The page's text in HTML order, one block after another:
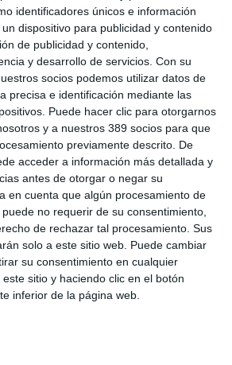
identificadores únicos e información
dispositivo para publicidad y contenido
de publicidad y contenido,
y desarrollo de servicios. Con su
socios podemos utilizar datos de
precisa e identificación mediante las
Puede hacer clic para otorgarnos
y a nuestros 389 socios para que
previamente descrito. De
acceder a información más detallada y
antes de otorgar o negar su
en cuenta que algún procesamiento de
no requerir de su consentimiento,
de rechazar tal procesamiento. Sus
solo a este sitio web. Puede cambiar
su consentimiento en cualquier
sitio y haciendo clic en el botón
inferior de la página web.
veterano/a A (desde 35 años),
años) y veterano/a C (desde 55 años).
tenido un componente solidario ya que
se han destinado aFesbal, la
de Bancos de Alimentos.
y GRATIS noticias como esta,
edición del Festival Internacional de Teatro
pendientes para completar la Ley
su beneficio neto un 9% hasta los 2.800
en el primer semestre